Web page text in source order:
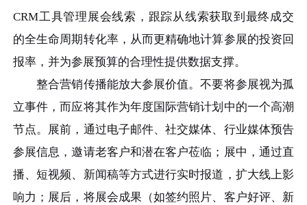
CRM工具管理展会线索，跟踪从线索获取到最终成交
的全生命周期转化率，从而更精确地计算参展的投资回
报率，并为参展预算的合理性提供数据支撑。
整合营销传播能放大参展价值。不要将参展视为孤
立事件，而应将其作为年度国际营销计划中的一个高潮
节点。展前，通过电子邮件、社交媒体、行业媒体预告
参展信息，邀请老客户和潜在客户莅临；展中，通过直
播、短视频、新闻稿等方式进行实时报道，扩大线上影
响力；展后，将展会成果（如签约照片、客户好评、新